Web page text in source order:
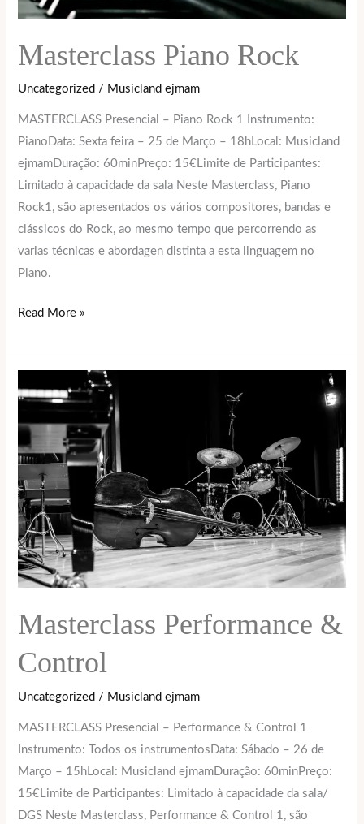
Masterclass Piano Rock
Uncategorized / Musicland ejmam
MASTERCLASS Presencial – Piano Rock 1 Instrumento:
PianoData: Sexta feira – 25 de Março – 18hLocal: Musicland
ejmamDuração: 60minPreço: 15€Limite de Participantes:
Limitado à capacidade da sala Neste Masterclass, Piano
Rock1, são apresentados os vários compositores, bandas e
clássicos do Rock, ao mesmo tempo que percorrendo as
varias técnicas e abordagen distinta a esta linguagem no
Piano.
Read More »
Masterclass Performance &
Control
Uncategorized / Musicland ejmam
MASTERCLASS Presencial – Performance & Control 1
Instrumento: Todos os instrumentosData: Sábado – 26 de
Março – 15hLocal: Musicland ejmamDuração: 60minPreço:
15€Limite de Participantes: Limitado à capacidade da sala/
DGS Neste Masterclass, Performance & Control 1, são
Performance
&
Control